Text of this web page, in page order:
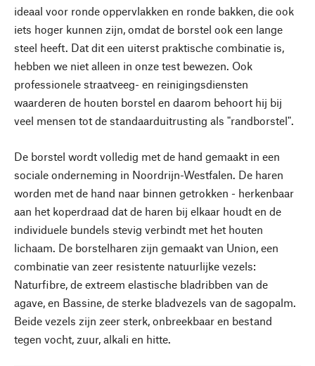
ideaal voor ronde oppervlakken en ronde bakken, die ook
iets hoger kunnen zijn, omdat de borstel ook een lange
steel heeft. Dat dit een uiterst praktische combinatie is,
hebben we niet alleen in onze test bewezen. Ook
professionele straatveeg- en reinigingsdiensten
waarderen de houten borstel en daarom behoort hij bij
veel mensen tot de standaarduitrusting als "randborstel".
De borstel wordt volledig met de hand gemaakt in een
sociale onderneming in Noordrijn-Westfalen. De haren
worden met de hand naar binnen getrokken - herkenbaar
aan het koperdraad dat de haren bij elkaar houdt en de
individuele bundels stevig verbindt met het houten
lichaam. De borstelharen zijn gemaakt van Union, een
combinatie van zeer resistente natuurlijke vezels:
Naturfibre, de extreem elastische bladribben van de
agave, en Bassine, de sterke bladvezels van de sagopalm.
Beide vezels zijn zeer sterk, onbreekbaar en bestand
tegen vocht, zuur, alkali en hitte.